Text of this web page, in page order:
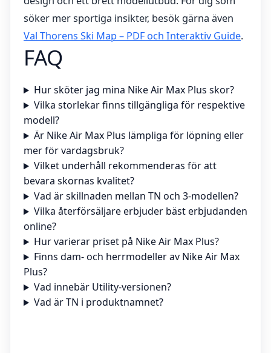
söker mer sportiga insikter, besök gärna även
Val Thorens Ski Map – PDF och Interaktiv Guide.
FAQ
Hur sköter jag mina Nike Air Max Plus skor?
Vilka storlekar finns tillgängliga för respektive
modell?
Är Nike Air Max Plus lämpliga för löpning eller
mer för vardagsbruk?
Vilket underhåll rekommenderas för att
bevara skornas kvalitet?
Vad är skillnaden mellan TN och 3-modellen?
Vilka återförsäljare erbjuder bäst erbjudanden
online?
Hur varierar priset på Nike Air Max Plus?
Finns dam- och herrmodeller av Nike Air Max
Plus?
Vad innebär Utility-versionen?
Vad är TN i produktnamnet?